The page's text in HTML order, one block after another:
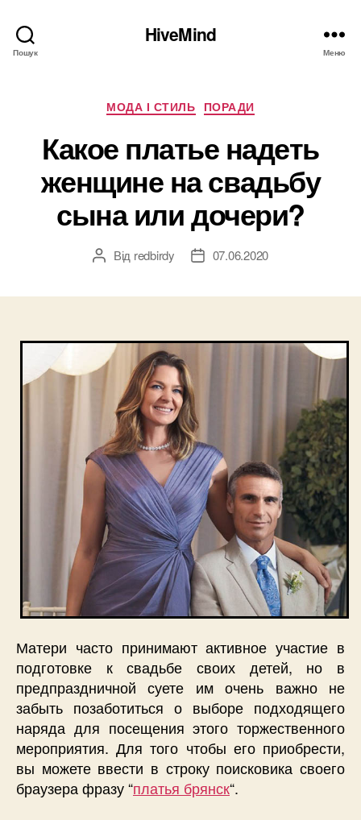
Пошук
HiveMind
Меню
Категорії
МОДА І СТИЛЬ ПОРАДИ
Какое платье надеть
женщине на свадьбу
сына или дочери?
Автор
Від redbirdy
Дата07.06.2020
Матери часто принимают активное участие в
подготовке к свадьбе своих детей, но в
предпраздничной суете им очень важно не
забыть позаботиться о выборе подходящего
наряда для посещения этого торжественного
мероприятия. Для того чтобы его приобрести,
вы можете ввести в строку поисковика своего
браузера фразу “платья брянск“.